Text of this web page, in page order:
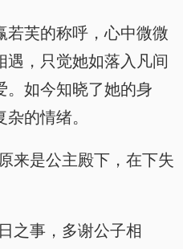
若芙的称呼，心中微微
遇，只觉她如落入凡间
。如今知晓了她的身
的情绪。
来是公主殿下，在下失
之事，多谢公子相